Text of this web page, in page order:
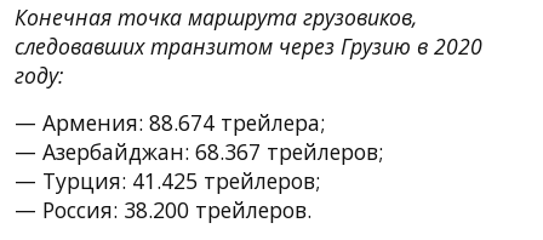
Конечная точка маршрута грузовиков,
следовавших транзитом через Грузию в 2020
году:
— Армения: 88.674 трейлера;
— Азербайджан: 68.367 трейлеров;
— Турция: 41.425 трейлеров;
— Россия: 38.200 трейлеров.